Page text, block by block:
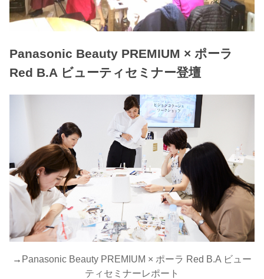
Panasonic Beauty PREMIUM × ポーラ
Red B.A ビューティセミナー登壇
→ Panasonic Beauty PREMIUM × ポーラ Red B.A ビュー
ティセミナーレポート